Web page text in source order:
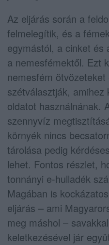
Az eljárás során a
felmelegítik, és a
egymástól, a cinket és
a nemesfémektől. Ezt
nemesfém
szétválasztják,
oldatot használnának.
szennyvíz
környék nincs
tárolása pedig
lehet. Fontos részlet,
tonnányi e-hulladék
Magában is
eljárás – ami
meg máshol –
keletkezésével jár